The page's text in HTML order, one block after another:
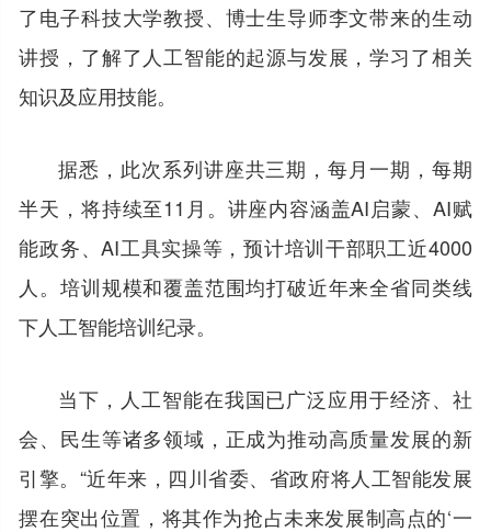
了电子科技大学教授、博士生导师李文带来的生动
讲授，了解了人工智能的起源与发展，学习了相关
知识及应用技能。
据悉，此次系列讲座共三期，每月一期，每期
半天，将持续至11月。讲座内容涵盖AI启蒙、AI赋
能政务、AI工具实操等，预计培训干部职工近4000
人。培训规模和覆盖范围均打破近年来全省同类线
下人工智能培训纪录。
当下，人工智能在我国已广泛应用于经济、社
会、民生等诸多领域，正成为推动高质量发展的新
引擎。“近年来，四川省委、省政府将人工智能发展
摆在突出位置，将其作为抢占未来发展制高点的‘一